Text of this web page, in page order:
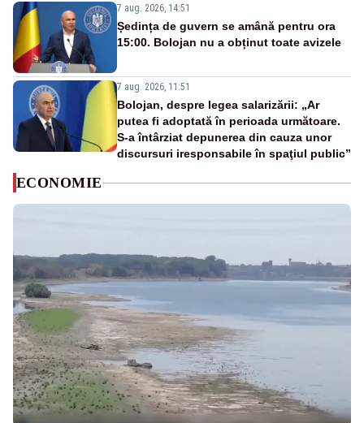
7 aug. 2026, 14:51
Ședința de guvern se amână pentru ora
15:00. Bolojan nu a obținut toate avizele
7 aug. 2026, 11:51
Bolojan, despre legea salarizării: „Ar
putea fi adoptată în perioada următoare.
S-a întârziat depunerea din cauza unor
discursuri iresponsabile în spaţiul public”
ECONOMIE